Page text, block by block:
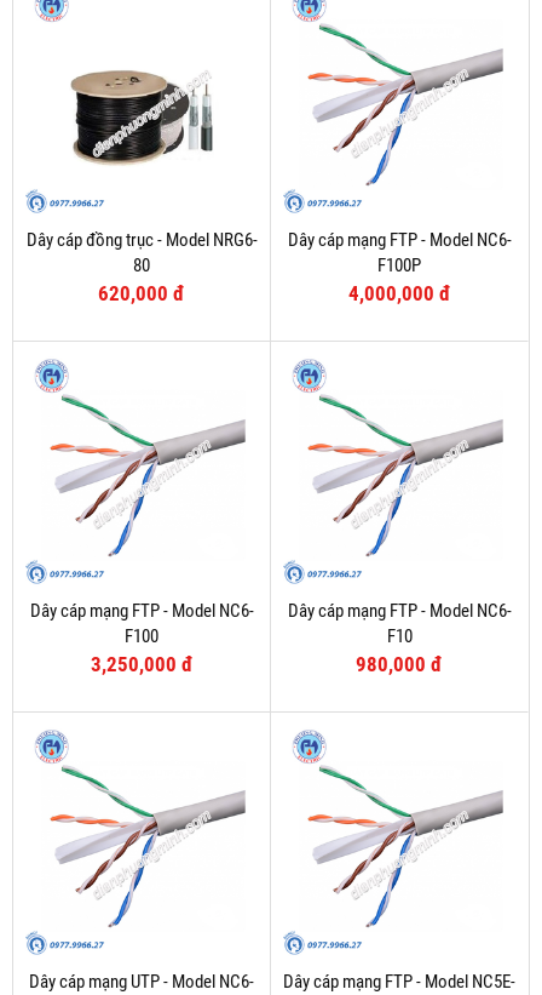
Dây cáp đồng trục - Model NRG6-
80
620,000 đ
Dây cáp mạng FTP - Model NC6-
F100P
4,000,000 đ
Dây cáp mạng FTP - Model NC6-
F100
3,250,000 đ
Dây cáp mạng FTP - Model NC6-
F10
980,000 đ
Dây cáp mạng UTP - Model NC6-
Dây cáp mạng FTP - Model NC5E-